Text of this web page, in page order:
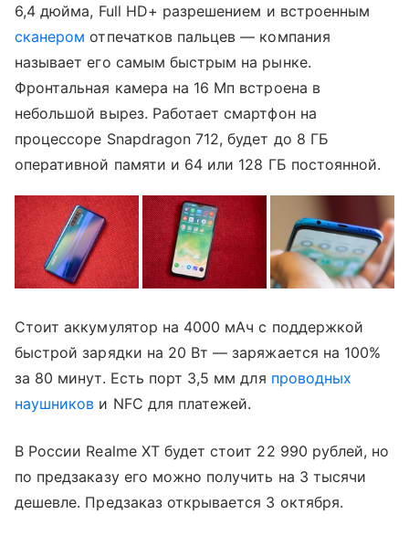
6,4 дюйма, Full HD+ разрешением и встроенным
сканером отпечатков пальцев — компания
называет его самым быстрым на рынке.
Фронтальная камера на 16 Мп встроена в
небольшой вырез. Работает смартфон на
процессоре Snapdragon 712, будет до 8 ГБ
оперативной памяти и 64 или 128 ГБ постоянной.
Стоит аккумулятор на 4000 мАч с поддержкой
быстрой зарядки на 20 Вт — заряжается на 100%
за 80 минут. Есть порт 3,5 мм для проводных
наушников и NFC для платежей.
В России Realme XT будет стоит 22 990 рублей, но
по предзаказу его можно получить на 3 тысячи
дешевле. Предзаказ открывается 3 октября.